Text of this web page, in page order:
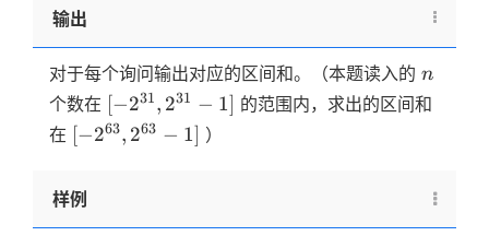
输出
对于每个询问输出对应的区间和。（本题读入的 n
n
个数在 [-2^{31},2^{31}-1]
[−231, 231 − 1] 的范围内，求出的区间和
在 [-2^{63},2^{63}-1]
[−263, 263 − 1] ）
样例